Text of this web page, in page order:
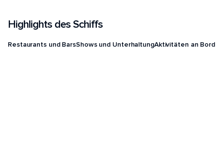
Highlights des Schiffs
Restaurants und BarsShows und UnterhaltungAktivitäten an Bord